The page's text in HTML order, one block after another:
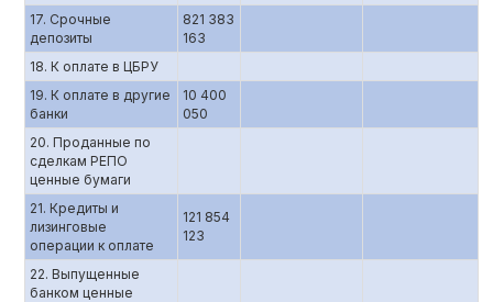
17. Срочные
депозиты
821 383
163
18. К оплате в ЦБРУ
19. К оплате в другие
банки
10 400
050
20. Проданные по
сделкам РЕПО
ценные бумаги
21. Кредиты и
лизинговые
операции к оплате
121 854
123
22. Выпущенные
банком ценные